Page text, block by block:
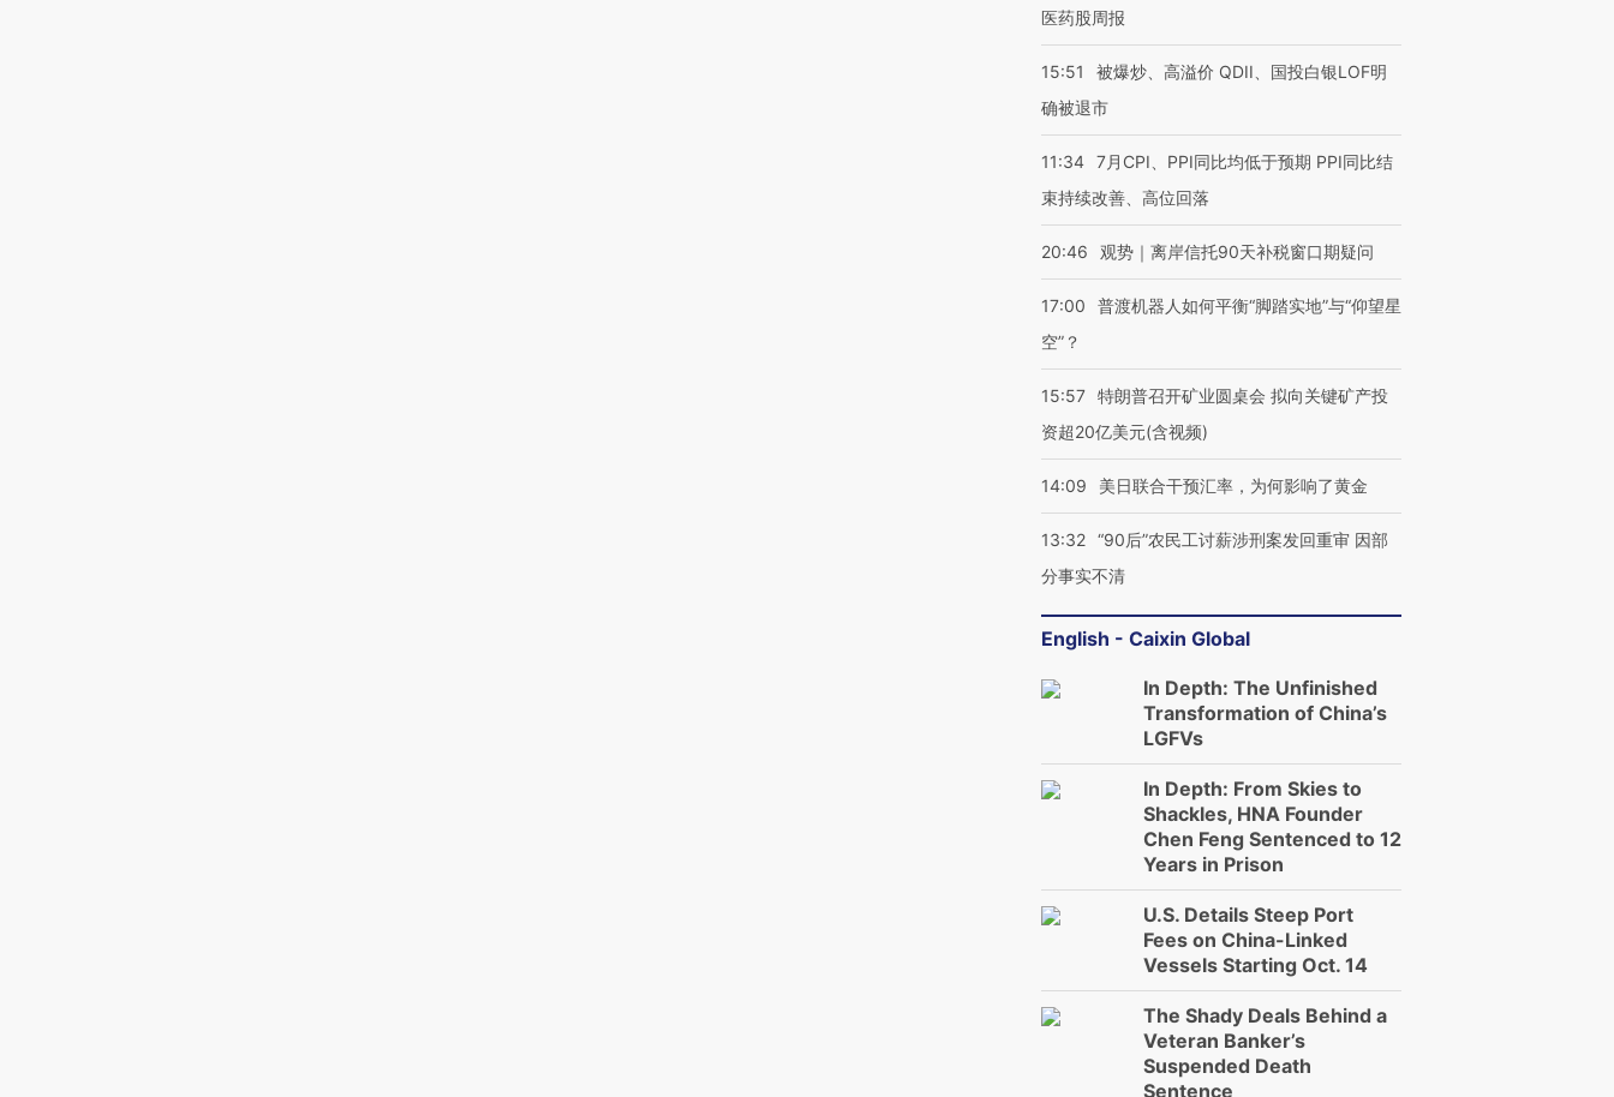
医药股周报
15:51
被爆炒、高溢价 QDII、国投白银LOF明
确被退市
11:34 7月CPI、PPI同比均低于预期 PPI同比结
束持续改善、高位回落
20:46 观势｜离岸信托90天补税窗口期疑问
17:00
普渡机器人如何平衡“脚踏实地”与“仰望星
空”？
15:57 特朗普召开矿业圆桌会 拟向关键矿产投
资超20亿美元(含视频)
14:09 美日联合干预汇率，为何影响了黄金
13:32 “90后”农民工讨薪涉刑案发回重审 因部
分事实不清
English - Caixin Global
In Depth: The Unfinished
Transformation of China’s
LGFVs
In Depth: From Skies to
Shackles, HNA Founder
Chen Feng Sentenced to 12
Years in Prison
U.S. Details Steep Port
Fees on China-Linked
Vessels Starting Oct. 14
The Shady Deals Behind a
Veteran Banker’s
Suspended Death
Sentence